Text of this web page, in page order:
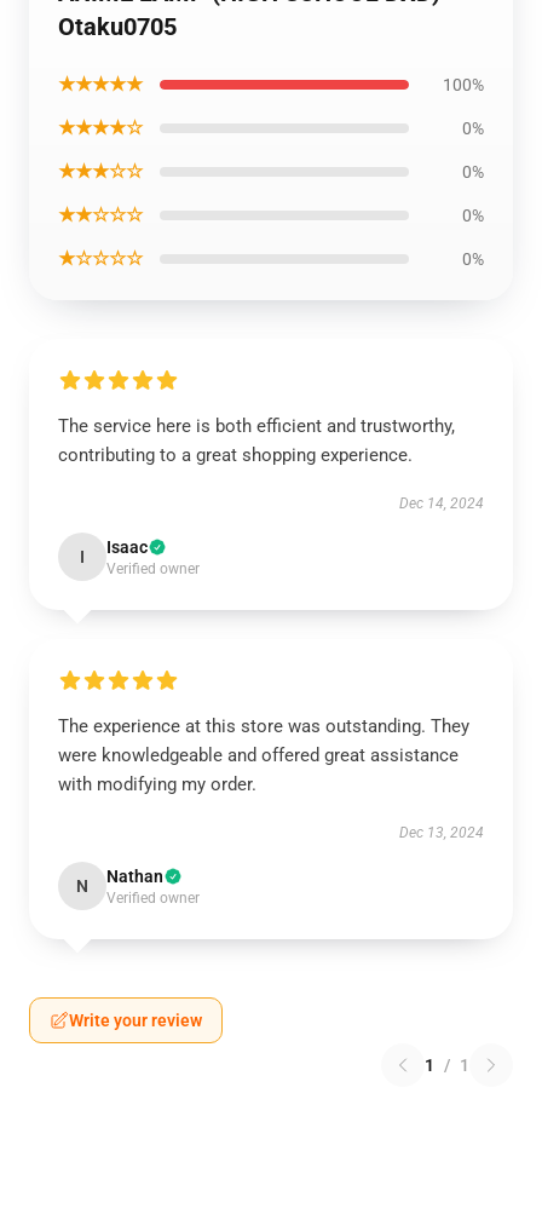
Otaku0705
★★★★★ 100%
★★★★☆ 0%
★★★☆☆ 0%
★★☆☆☆ 0%
★☆☆☆☆ 0%
The service here is both efficient and trustworthy,
contributing to a great shopping experience.
Dec 14, 2024
I Isaac
Verified owner
The experience at this store was outstanding. They
were knowledgeable and offered great assistance
with modifying my order.
Dec 13, 2024
N Nathan
Verified owner
Write your review
1 / 1